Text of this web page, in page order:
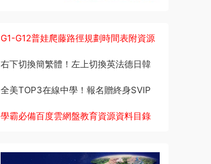
G1-G12普娃爬藤路徑規劃時間表附資源
右下切換簡繁體！左上切換英法德日韓
全美TOP3在線中學！報名贈終身SVIP
學霸必備百度雲網盤教育資源資料目錄